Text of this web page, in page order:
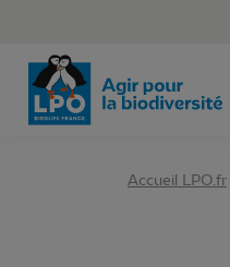
Accueil LPO.fr